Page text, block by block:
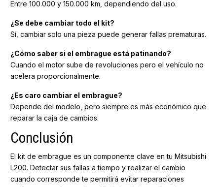
Entre 100.000 y 150.000 km, dependiendo del uso.
¿Se debe cambiar todo el kit?
Sí, cambiar solo una pieza puede generar fallas prematuras.
¿Cómo saber si el embrague está patinando?
Cuando el motor sube de revoluciones pero el vehículo no
acelera proporcionalmente.
¿Es caro cambiar el embrague?
Depende del modelo, pero siempre es más económico que
reparar la caja de cambios.
Conclusión
El kit de embrague es un componente clave en tu Mitsubishi
L200. Detectar sus fallas a tiempo y realizar el cambio
cuando corresponde te permitirá evitar reparaciones